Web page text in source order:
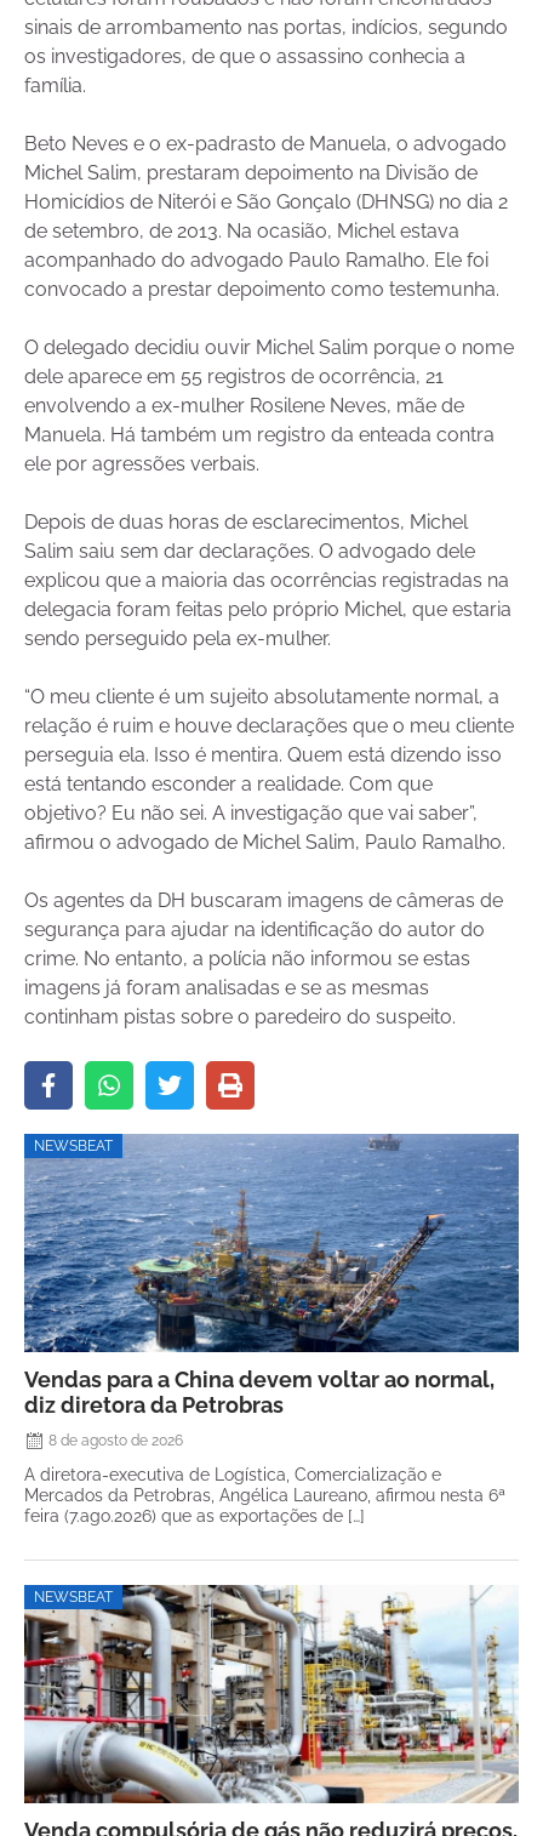
sinais de arrombamento nas portas, indícios, segundo
os investigadores, de que o assassino conhecia a
família.
Beto Neves e o ex-padrasto de Manuela, o advogado
Michel Salim, prestaram depoimento na Divisão de
Homicídios de Niterói e São Gonçalo (DHNSG) no dia 2
de setembro, de 2013. Na ocasião, Michel estava
acompanhado do advogado Paulo Ramalho. Ele foi
convocado a prestar depoimento como testemunha.
O delegado decidiu ouvir Michel Salim porque o nome
dele aparece em 55 registros de ocorrência, 21
envolvendo a ex-mulher Rosilene Neves, mãe de
Manuela. Há também um registro da enteada contra
ele por agressões verbais.
Depois de duas horas de esclarecimentos, Michel
Salim saiu sem dar declarações. O advogado dele
explicou que a maioria das ocorrências registradas na
delegacia foram feitas pelo próprio Michel, que estaria
sendo perseguido pela ex-mulher.
“O meu cliente é um sujeito absolutamente normal, a
relação é ruim e houve declarações que o meu cliente
perseguia ela. Isso é mentira. Quem está dizendo isso
está tentando esconder a realidade. Com que
objetivo? Eu não sei. A investigação que vai saber”,
afirmou o advogado de Michel Salim, Paulo Ramalho.
Os agentes da DH buscaram imagens de câmeras de
segurança para ajudar na identificação do autor do
crime. No entanto, a polícia não informou se estas
imagens já foram analisadas e se as mesmas
continham pistas sobre o paredeiro do suspeito.
NEWSBEAT
Vendas para a China devem voltar ao normal,
diz diretora da Petrobras
8 de agosto de 2026
A diretora-executiva de Logística, Comercialização e
Mercados da Petrobras, Angélica Laureano, afirmou nesta 6ª
feira (7.ago.2026) que as exportações de […]
NEWSBEAT
Venda compulsória de gás não reduzirá preços,